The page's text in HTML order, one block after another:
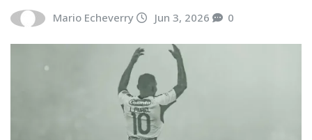
Mario Echeverry Jun 3, 2026 0